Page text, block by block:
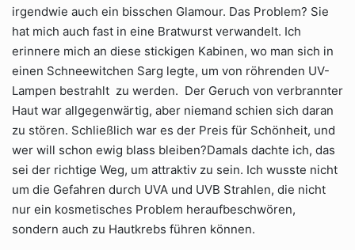
irgendwie auch ein bisschen Glamour. Das Problem? Sie
hat mich auch fast in eine Bratwurst verwandelt. Ich
erinnere mich an diese stickigen Kabinen, wo man sich in
einen Schneewitchen Sarg legte, um von röhrenden UV-
Lampen bestrahlt zu werden. Der Geruch von verbrannter
Haut war allgegenwärtig, aber niemand schien sich daran
zu stören. Schließlich war es der Preis für Schönheit, und
wer will schon ewig blass bleiben?Damals dachte ich, das
sei der richtige Weg, um attraktiv zu sein. Ich wusste nicht
um die Gefahren durch UVA und UVB Strahlen, die nicht
nur ein kosmetisches Problem heraufbeschwören,
sondern auch zu Hautkrebs führen können.